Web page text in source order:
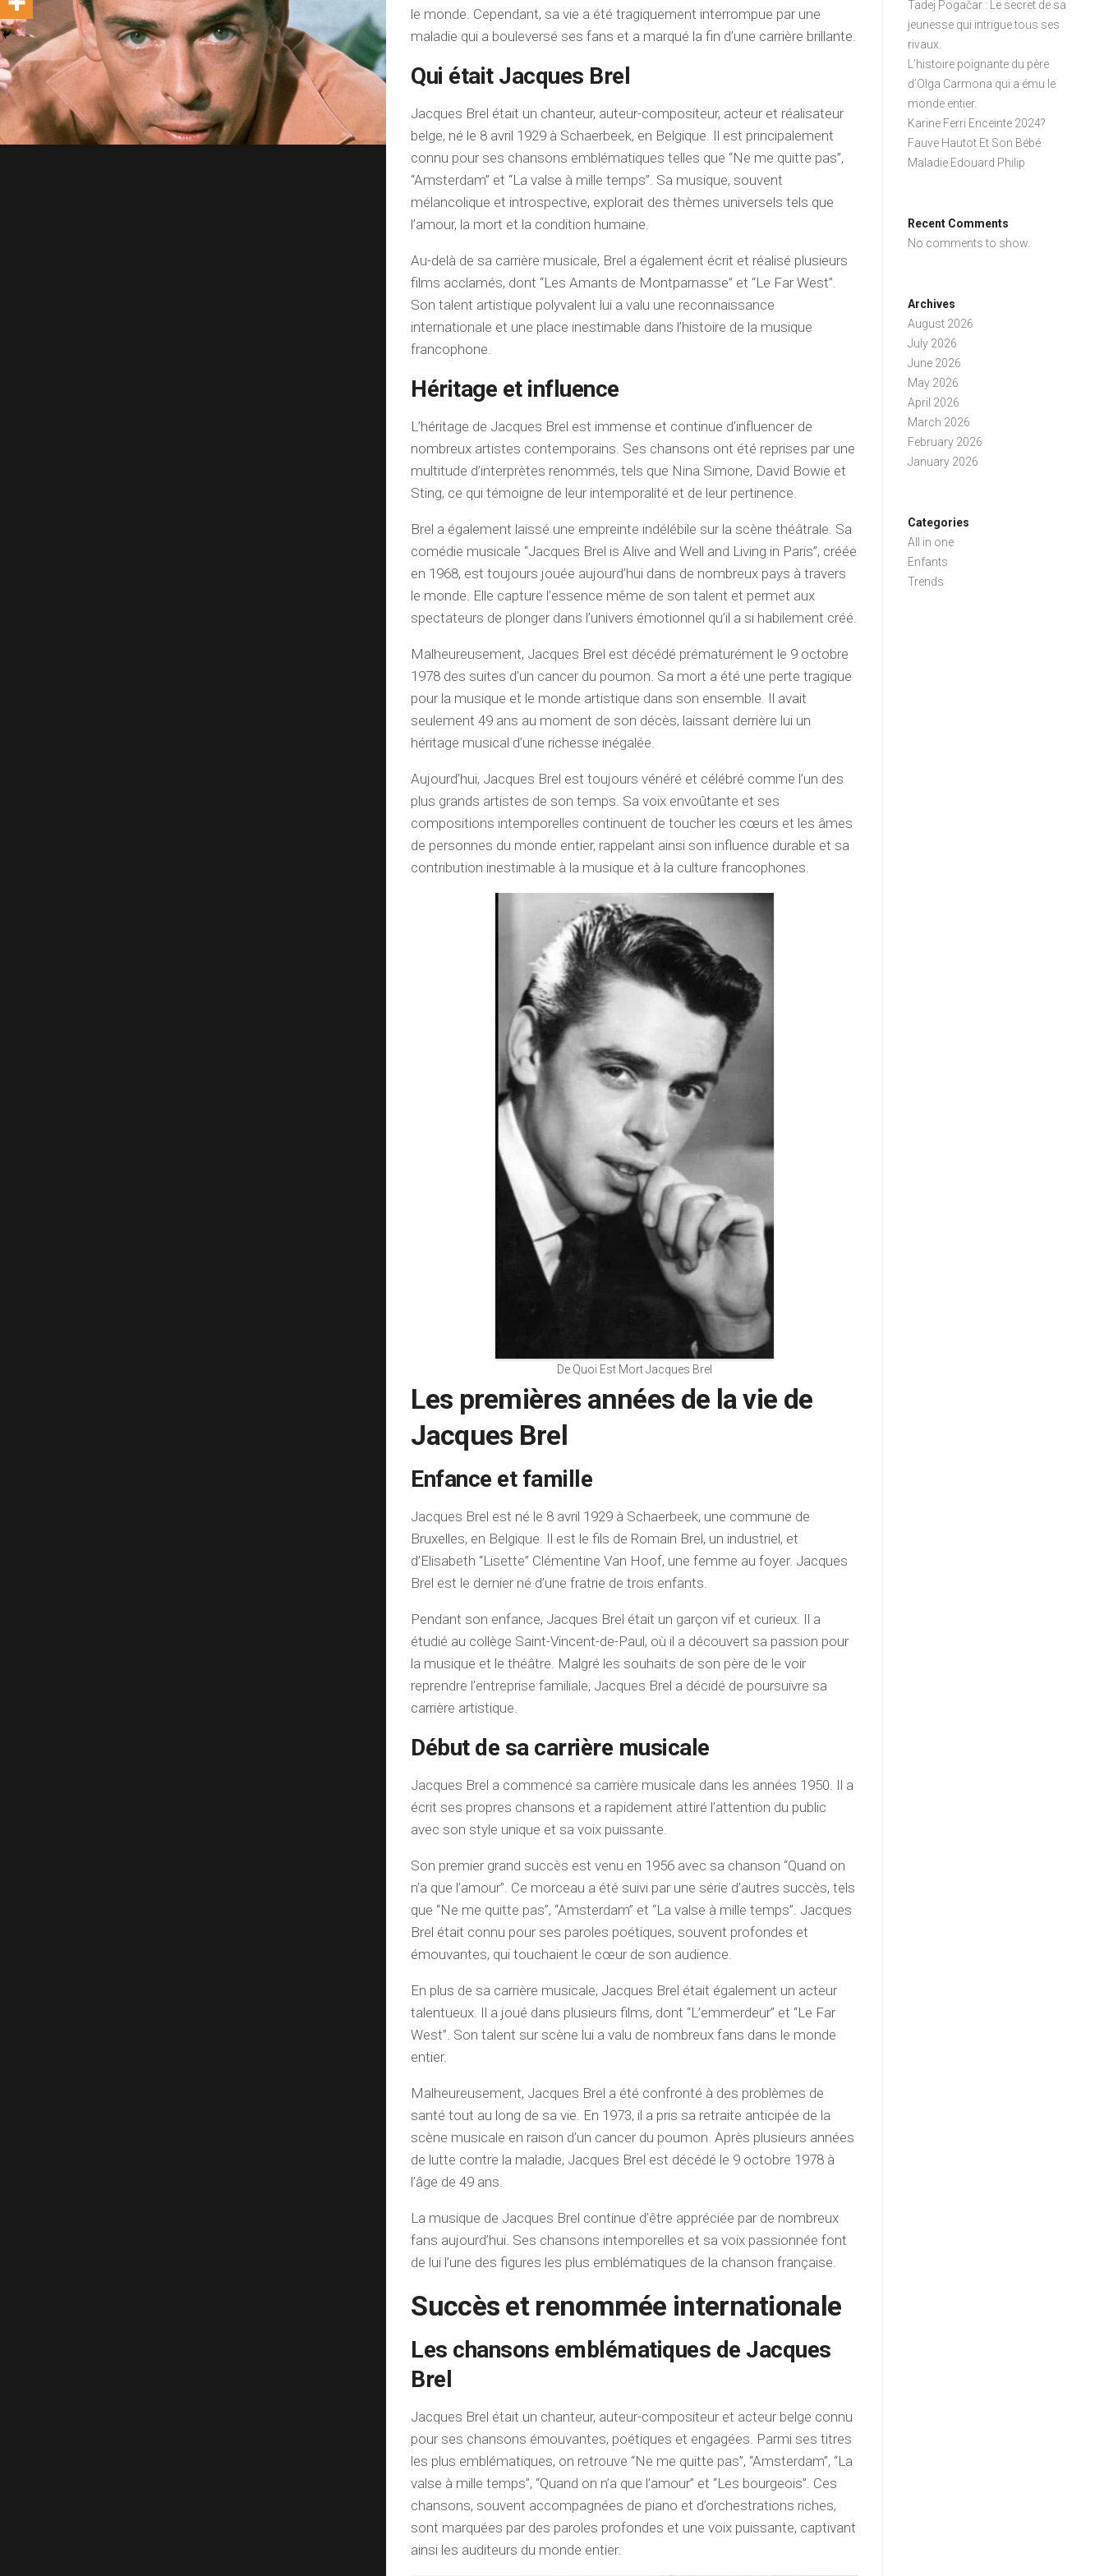
le monde. Cependant, sa vie a été tragiquement interrompue par une
maladie qui a bouleversé ses fans et a marqué la fin d’une carrière brillante.
Qui était Jacques Brel
Jacques Brel était un chanteur, auteur-compositeur, acteur et réalisateur
belge, né le 8 avril 1929 à Schaerbeek, en Belgique. Il est principalement
connu pour ses chansons emblématiques telles que “Ne me quitte pas”,
“Amsterdam” et “La valse à mille temps”. Sa musique, souvent
mélancolique et introspective, explorait des thèmes universels tels que
l’amour, la mort et la condition humaine.
Au-delà de sa carrière musicale, Brel a également écrit et réalisé plusieurs
films acclamés, dont “Les Amants de Montparnasse” et “Le Far West”.
Son talent artistique polyvalent lui a valu une reconnaissance
internationale et une place inestimable dans l’histoire de la musique
francophone.
Héritage et influence
L’héritage de Jacques Brel est immense et continue d’influencer de
nombreux artistes contemporains. Ses chansons ont été reprises par une
multitude d’interprètes renommés, tels que Nina Simone, David Bowie et
Sting, ce qui témoigne de leur intemporalité et de leur pertinence.
Brel a également laissé une empreinte indélébile sur la scène théâtrale. Sa
comédie musicale “Jacques Brel is Alive and Well and Living in Paris”, créée
en 1968, est toujours jouée aujourd’hui dans de nombreux pays à travers
le monde. Elle capture l’essence même de son talent et permet aux
spectateurs de plonger dans l’univers émotionnel qu’il a si habilement créé.
Malheureusement, Jacques Brel est décédé prématurément le 9 octobre
1978 des suites d’un cancer du poumon. Sa mort a été une perte tragique
pour la musique et le monde artistique dans son ensemble. Il avait
seulement 49 ans au moment de son décès, laissant derrière lui un
héritage musical d’une richesse inégalée.
Aujourd’hui, Jacques Brel est toujours vénéré et célébré comme l’un des
plus grands artistes de son temps. Sa voix envoûtante et ses
compositions intemporelles continuent de toucher les cœurs et les âmes
de personnes du monde entier, rappelant ainsi son influence durable et sa
contribution inestimable à la musique et à la culture francophones.
De Quoi Est Mort Jacques Brel
Les premières années de la vie de
Jacques Brel
Enfance et famille
Jacques Brel est né le 8 avril 1929 à Schaerbeek, une commune de
Bruxelles, en Belgique. Il est le fils de Romain Brel, un industriel, et
d’Elisabeth “Lisette” Clémentine Van Hoof, une femme au foyer. Jacques
Brel est le dernier né d’une fratrie de trois enfants.
Pendant son enfance, Jacques Brel était un garçon vif et curieux. Il a
étudié au collège Saint-Vincent-de-Paul, où il a découvert sa passion pour
la musique et le théâtre. Malgré les souhaits de son père de le voir
reprendre l’entreprise familiale, Jacques Brel a décidé de poursuivre sa
carrière artistique.
Début de sa carrière musicale
Jacques Brel a commencé sa carrière musicale dans les années 1950. Il a
écrit ses propres chansons et a rapidement attiré l’attention du public
avec son style unique et sa voix puissante.
Son premier grand succès est venu en 1956 avec sa chanson “Quand on
n’a que l’amour”. Ce morceau a été suivi par une série d’autres succès, tels
que “Ne me quitte pas”, “Amsterdam” et “La valse à mille temps”. Jacques
Brel était connu pour ses paroles poétiques, souvent profondes et
émouvantes, qui touchaient le cœur de son audience.
En plus de sa carrière musicale, Jacques Brel était également un acteur
talentueux. Il a joué dans plusieurs films, dont “L’emmerdeur” et “Le Far
West”. Son talent sur scène lui a valu de nombreux fans dans le monde
entier.
Malheureusement, Jacques Brel a été confronté à des problèmes de
santé tout au long de sa vie. En 1973, il a pris sa retraite anticipée de la
scène musicale en raison d’un cancer du poumon. Après plusieurs années
de lutte contre la maladie, Jacques Brel est décédé le 9 octobre 1978 à
l’âge de 49 ans.
La musique de Jacques Brel continue d’être appréciée par de nombreux
fans aujourd’hui. Ses chansons intemporelles et sa voix passionnée font
de lui l’une des figures les plus emblématiques de la chanson française.
Succès et renommée internationale
Les chansons emblématiques de Jacques
Brel
Jacques Brel était un chanteur, auteur-compositeur et acteur belge connu
pour ses chansons émouvantes, poétiques et engagées. Parmi ses titres
les plus emblématiques, on retrouve “Ne me quitte pas”, “Amsterdam”, “La
valse à mille temps”, “Quand on n’a que l’amour” et “Les bourgeois”. Ces
chansons, souvent accompagnées de piano et d’orchestrations riches,
sont marquées par des paroles profondes et une voix puissante, captivant
ainsi les auditeurs du monde entier.
Tadej Pogačar : Le secret de sa
jeunesse qui intrigue tous ses
rivaux.
L’histoire poignante du père
d’Olga Carmona qui a ému le
monde entier.
Karine Ferri Enceinte 2024?
Fauve Hautot Et Son Bébé
Maladie Edouard Philip
Recent Comments
No comments to show.
Archives
August 2026
July 2026
June 2026
May 2026
April 2026
March 2026
February 2026
January 2026
Categories
All in one
Enfants
Trends